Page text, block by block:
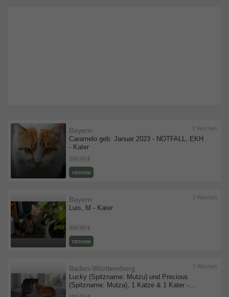
Caramelo geb. Januar 2023 - NOTFALL, EKH
- Kater
Bayern
200,00 €
2 Wochen
TIERHEIM
Luis, M - Kater
Bayern
300,00 €
3 Wochen
TIERHEIM
Lucky (Spitzname: Mutzu) und Precious
(Spitzname: Mutza), 1 Katze & 1 Kater -
Katze
Baden-Württemberg 3 Wochen